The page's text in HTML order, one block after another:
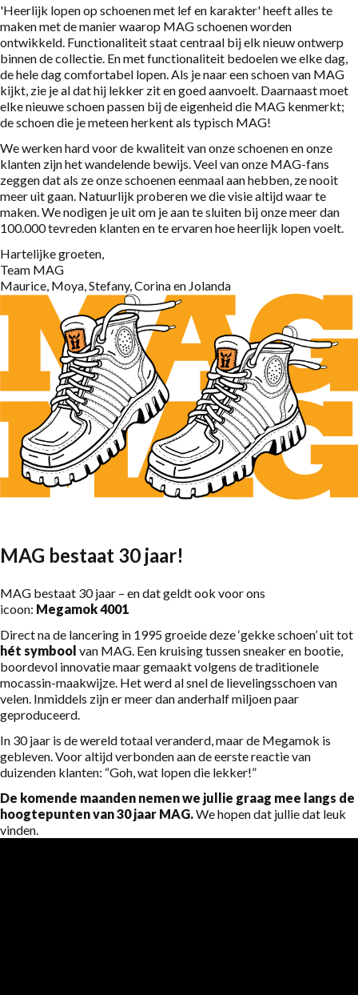
'Heerlijk lopen op schoenen met lef en karakter' heeft alles te
maken met de manier waarop MAG schoenen worden
ontwikkeld. Functionaliteit staat centraal bij elk nieuw ontwerp
binnen de collectie. En met functionaliteit bedoelen we elke dag,
de hele dag comfortabel lopen. Als je naar een schoen van MAG
kijkt, zie je al dat hij lekker zit en goed aanvoelt. Daarnaast moet
elke nieuwe schoen passen bij de eigenheid die MAG kenmerkt;
de schoen die je meteen herkent als typisch MAG!
We werken hard voor de kwaliteit van onze schoenen en onze
klanten zijn het wandelende bewijs. Veel van onze MAG-fans
zeggen dat als ze onze schoenen eenmaal aan hebben, ze nooit
meer uit gaan. Natuurlijk proberen we die visie altijd waar te
maken. We nodigen je uit om je aan te sluiten bij onze meer dan
100.000 tevreden klanten en te ervaren hoe heerlijk lopen voelt.
Hartelijke groeten,
Team MAG
Maurice, Moya, Stefany, Corina en Jolanda
MAG bestaat 30 jaar!
MAG bestaat 30 jaar – en dat geldt ook voor ons
icoon: Megamok 4001
Direct na de lancering in 1995 groeide deze ‘gekke schoen’ uit tot
hét symbool van MAG. Een kruising tussen sneaker en bootie,
boordevol innovatie maar gemaakt volgens de traditionele
mocassin-maakwijze. Het werd al snel de lievelingsschoen van
velen. Inmiddels zijn er meer dan anderhalf miljoen paar
geproduceerd.
In 30 jaar is de wereld totaal veranderd, maar de Megamok is
gebleven. Voor altijd verbonden aan de eerste reactie van
duizenden klanten: “Goh, wat lopen die lekker!”
De komende maanden nemen we jullie graag mee langs de
hoogtepunten van 30 jaar MAG.We hopen dat jullie dat leuk
vinden.